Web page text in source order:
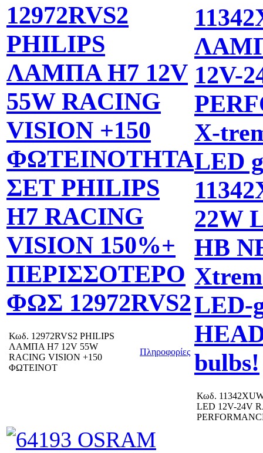
12972RVS2
PHILIPS
ΛΑΜΠA Η7 12V
55W RACING
VISION +150
ΦΩΤΕΙΝΟΤΗΤΑ
ΣΕΤ PHILIPS
Η7 RACING
VISION 150%+
ΠΕΡΙΣΣΟΤΕΡΟ
ΦΩΣ 12972RVS2
Κωδ. 12972RVS2 PHILIPS
ΛΑΜΠA Η7 12V 55W
RACING VISION +150
ΦΩΤΕΙΝΟΤ
Πληροφορίες
12V-
X-
LED
22W
HB
LED-
bulbs!
Κωδ.
LED 12V-24V